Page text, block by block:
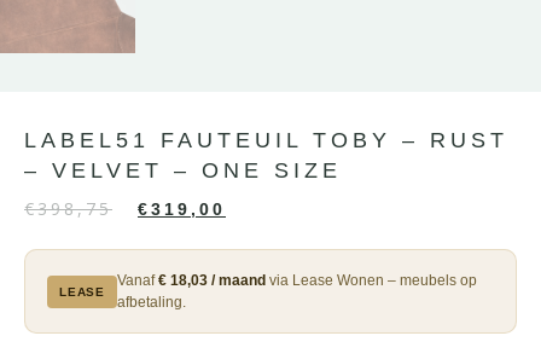
LABEL51 FAUTEUIL TOBY – RUST
– VELVET – ONE SIZE
€398,75 €319,00
LEASE
Vanaf€ 18,03 / maand via Lease Wonen – meubels op
afbetaling.